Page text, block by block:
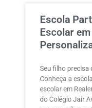
Escola
Escolar
Seu filho precisa
Conheça a
escolar em
do Colégio Jair